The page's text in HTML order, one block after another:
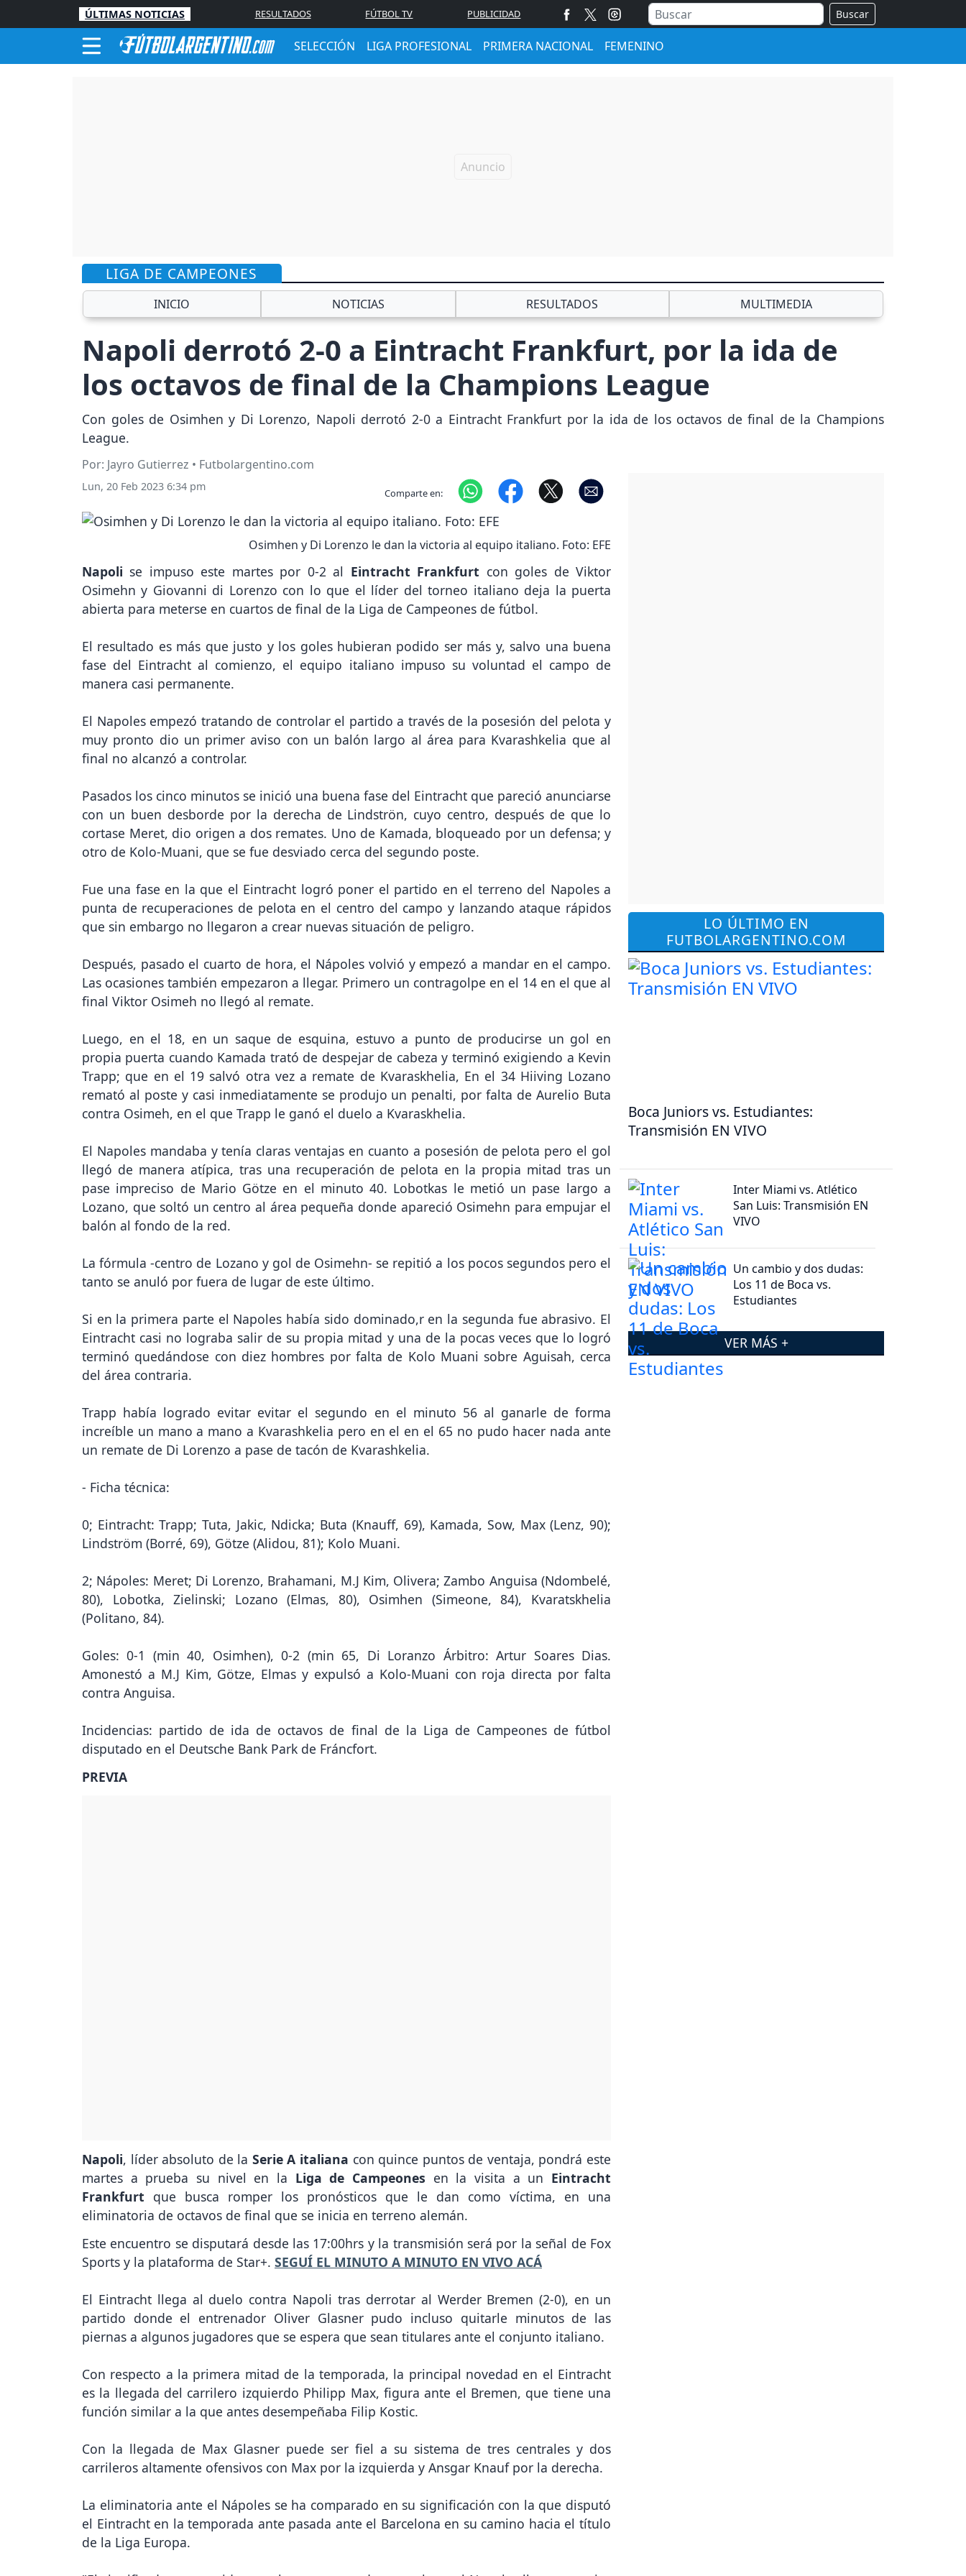
ÚLTIMAS NOTICIAS RESULTADOS FÚTBOL TV PUBLICIDAD Buscar
SELECCIÓN LIGA PROFESIONAL PRIMERA NACIONAL FEMENINO
LIGA DE CAMPEONES
INICIO NOTICIAS RESULTADOS MULTIMEDIA
Napoli derrotó 2-0 a Eintracht Frankfurt, por la ida de
los octavos de final de la Champions League
Con goles de Osimhen y Di Lorenzo, Napoli derrotó 2-0 a Eintracht Frankfurt por la ida de los octavos de final de la Champions
League.
Por: Jayro Gutierrez • Futbolargentino.com
Lun, 20 Feb 2023 6:34 pm Comparte en:
Osimhen y Di Lorenzo le dan la victoria al equipo italiano. Foto: EFE
Napoli se impuso este martes por 0-2 al Eintracht Frankfurt con goles de Viktor
Osimehn y Giovanni di Lorenzo con lo que el líder del torneo italiano deja la puerta
abierta para meterse en cuartos de final de la Liga de Campeones de fútbol.
El resultado es más que justo y los goles hubieran podido ser más y, salvo una buena
fase del Eintracht al comienzo, el equipo italiano impuso su voluntad el campo de
manera casi permanente.
El Napoles empezó tratando de controlar el partido a través de la posesión del pelota y
muy pronto dio un primer aviso con un balón largo al área para Kvarashkelia que al
final no alcanzó a controlar.
Pasados los cinco minutos se inició una buena fase del Eintracht que pareció anunciarse
con un buen desborde por la derecha de Lindströn, cuyo centro, después de que lo
cortase Meret, dio origen a dos remates. Uno de Kamada, bloqueado por un defensa; y
otro de Kolo-Muani, que se fue desviado cerca del segundo poste.
Fue una fase en la que el Eintracht logró poner el partido en el terreno del Napoles a
punta de recuperaciones de pelota en el centro del campo y lanzando ataque rápidos
que sin embargo no llegaron a crear nuevas situación de peligro.
Después, pasado el cuarto de hora, el Nápoles volvió y empezó a mandar en el campo.
Las ocasiones también empezaron a llegar. Primero un contragolpe en el 14 en el que al
final Viktor Osimeh no llegó al remate.
Luego, en el 18, en un saque de esquina, estuvo a punto de producirse un gol en
propia puerta cuando Kamada trató de despejar de cabeza y terminó exigiendo a Kevin
Trapp; que en el 19 salvó otra vez a remate de Kvaraskhelia, En el 34 Hiiving Lozano
remató al poste y casi inmediatamente se produjo un penalti, por falta de Aurelio Buta
contra Osimeh, en el que Trapp le ganó el duelo a Kvaraskhelia.
El Napoles mandaba y tenía claras ventajas en cuanto a posesión de pelota pero el gol
llegó de manera atípica, tras una recuperación de pelota en la propia mitad tras un
pase impreciso de Mario Götze en el minuto 40. Lobotkas le metió un pase largo a
Lozano, que soltó un centro al área pequeña donde apareció Osimehn para empujar el
balón al fondo de la red.
La fórmula -centro de Lozano y gol de Osimehn- se repitió a los pocos segundos pero el
tanto se anuló por fuera de lugar de este último.
Si en la primera parte el Napoles había sido dominado,r en la segunda fue abrasivo. El
Eintracht casi no lograba salir de su propia mitad y una de la pocas veces que lo logró
terminó quedándose con diez hombres por falta de Kolo Muani sobre Aguisah, cerca
del área contraria.
Trapp había logrado evitar evitar el segundo en el minuto 56 al ganarle de forma
increíble un mano a mano a Kvarashkelia pero en el en el 65 no pudo hacer nada ante
un remate de Di Lorenzo a pase de tacón de Kvarashkelia.
- Ficha técnica:
0; Eintracht: Trapp; Tuta, Jakic, Ndicka; Buta (Knauff, 69), Kamada, Sow, Max (Lenz, 90);
Lindström (Borré, 69), Götze (Alidou, 81); Kolo Muani.
2; Nápoles: Meret; Di Lorenzo, Brahamani, M.J Kim, Olivera; Zambo Anguisa (Ndombelé,
80), Lobotka, Zielinski; Lozano (Elmas, 80), Osimhen (Simeone, 84), Kvaratskhelia
(Politano, 84).
Goles: 0-1 (min 40, Osimhen), 0-2 (min 65, Di Loranzo Árbitro: Artur Soares Dias.
Amonestó a M.J Kim, Götze, Elmas y expulsó a Kolo-Muani con roja directa por falta
contra Anguisa.
Incidencias: partido de ida de octavos de final de la Liga de Campeones de fútbol
disputado en el Deutsche Bank Park de Fráncfort.
PREVIA
Napoli, líder absoluto de la Serie A italiana con quince puntos de ventaja, pondrá este
martes a prueba su nivel en la Liga de Campeones en la visita a un Eintracht
Frankfurt que busca romper los pronósticos que le dan como víctima, en una
eliminatoria de octavos de final que se inicia en terreno alemán.
Este encuentro se disputará desde las 17:00hrs y la transmisión será por la señal de Fox
Sports y la plataforma de Star+. SEGUÍ EL MINUTO A MINUTO EN VIVO ACÁ
El Eintracht llega al duelo contra Napoli tras derrotar al Werder Bremen (2-0), en un
partido donde el entrenador Oliver Glasner pudo incluso quitarle minutos de las
piernas a algunos jugadores que se espera que sean titulares ante el conjunto italiano.
Con respecto a la primera mitad de la temporada, la principal novedad en el Eintracht
es la llegada del carrilero izquierdo Philipp Max, figura ante el Bremen, que tiene una
función similar a la que antes desempeñaba Filip Kostic.
Con la llegada de Max Glasner puede ser fiel a su sistema de tres centrales y dos
carrileros altamente ofensivos con Max por la izquierda y Ansgar Knauf por la derecha.
La eliminatoria ante el Nápoles se ha comparado en su significación con la que disputó
el Eintracht en la temporada ante pasada ante el Barcelona en su camino hacia el título
de la Liga Europa.
LO ÚLTIMO EN
FUTBOLARGENTINO.COM
Boca Juniors vs. Estudiantes:
Transmisión EN VIVO
Inter Miami vs. Atlético
San Luis: Transmisión EN
VIVO
Un cambio y dos dudas:
Los 11 de Boca vs.
Estudiantes
VER MÁS +